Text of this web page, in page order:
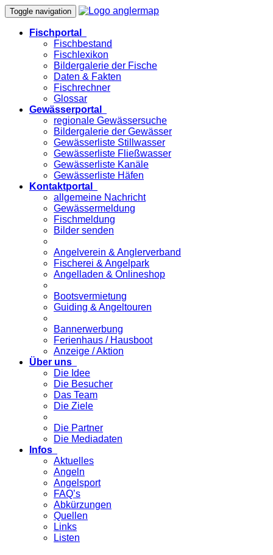
Toggle navigation
Fischportal
Fischbestand
Fischlexikon
Bildergalerie der Fische
Daten & Fakten
Fischrechner
Glossar
Gewässerportal
regionale Gewässersuche
Bildergalerie der Gewässer
Gewässerliste Stillwasser
Gewässerliste Fließwasser
Gewässerliste Kanäle
Gewässerliste Häfen
Kontaktportal
allgemeine Nachricht
Gewässermeldung
Fischmeldung
Bilder senden
Angelverein & Anglerverband
Fischerei & Angelpark
Angelladen & Onlineshop
Bootsvermietung
Guiding & Angeltouren
Bannerwerbung
Ferienhaus / Hausboot
Anzeige / Aktion
Über uns
Die Idee
Die Besucher
Das Team
Die Ziele
Die Partner
Die Mediadaten
Infos
Aktuelles
Angeln
Angelsport
FAQ’s
Abkürzungen
Quellen
Links
Listen